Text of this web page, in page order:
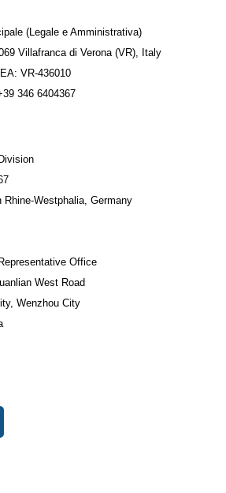
(Legale e Amministrativa)
Villafranca di Verona (VR), Italy
VR-436010
346 6404367
Westphalia, Germany
Office
West Road
Wenzhou City